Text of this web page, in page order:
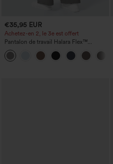
€35,95 EUR
Achetez-en 2, le 3e est offert
Pantalon de travail Halara Flex™
DayStretch à taille haute, avec poches et
coupe droite